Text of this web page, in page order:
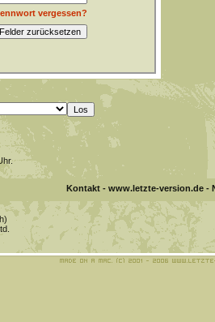
vergessen?
Kontakt- www.letzte-version.de-